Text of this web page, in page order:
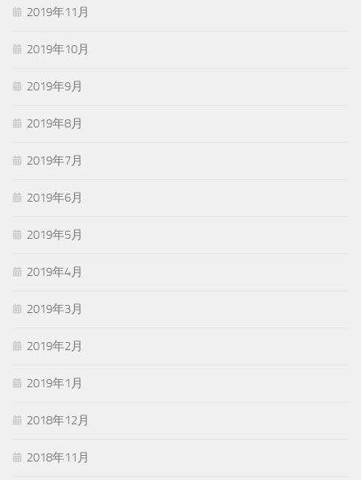
2019年11月
2019年10月
2019年9月
2019年8月
2019年7月
2019年6月
2019年5月
2019年4月
2019年3月
2019年2月
2019年1月
2018年12月
2018年11月